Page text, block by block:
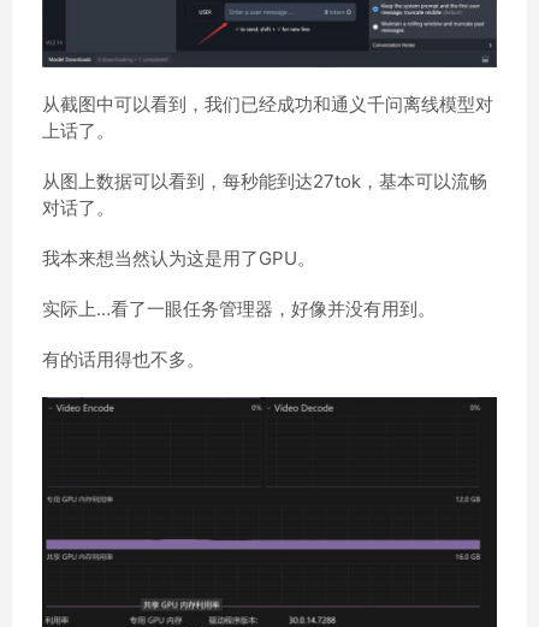
从截图中可以看到，我们已经成功和通义千问离线模型对
上话了。
从图上数据可以看到，每秒能到达27tok，基本可以流畅
对话了。
我本来想当然认为这是用了GPU。
实际上…看了一眼任务管理器，好像并没有用到。
有的话用得也不多。